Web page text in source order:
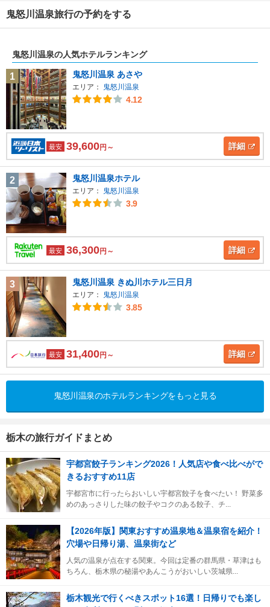
鬼怒川温泉旅行の予約をする
鬼怒川温泉の人気ホテルランキング
1 鬼怒川温泉 あさや
エリア： 鬼怒川温泉
4.12
最安 39,600円～ 詳細
2 鬼怒川温泉ホテル
エリア： 鬼怒川温泉
3.9
最安 36,300円～ 詳細
3 鬼怒川温泉 きぬ川ホテル三日月
エリア： 鬼怒川温泉
3.85
最安 31,400円～ 詳細
鬼怒川温泉のホテルランキングをもっと見る
栃木の旅行ガイドまとめ
宇都宮餃子ランキング2026！人気店や食べ比べがで
きるおすすめ11店
宇都宮市に行ったらおいしい宇都宮餃子を食べたい！ 野菜多
めのあっさりした味の餃子やコクのある餃子、チ...
【2026年版】関東おすすめ温泉地＆温泉宿を紹介！
穴場や日帰り湯、温泉街など
人気の温泉が点在する関東。今回は定番の群馬県・草津はも
ちろん、栃木県の秘湯やあんこうがおいしい茨城県...
栃木観光で行くべきスポット16選！日帰りでも楽し